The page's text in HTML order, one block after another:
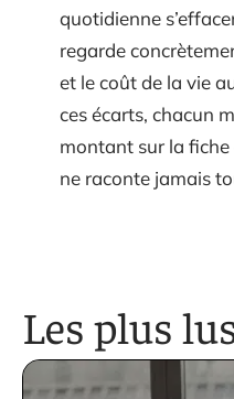
quotidienne
regarde
et le coût de la vie
ces écarts, chacun
montant sur la fiche
ne raconte jamais
Les plus